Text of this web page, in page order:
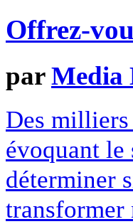
Offrez-
parMedia
Des milliers
évoquant
déterminer
transformer